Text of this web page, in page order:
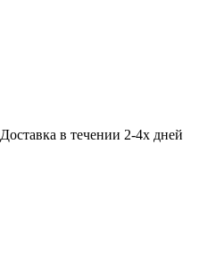
Доставка в течении 2-4х дней